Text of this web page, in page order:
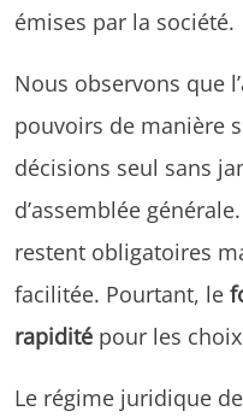
émises par la société.
Nous observons que
pouvoirs de manière
décisions seul sans
d’assemblée
restent obligatoires
facilitée. Pourtant, le
rapidité pour les
Le régime juridique